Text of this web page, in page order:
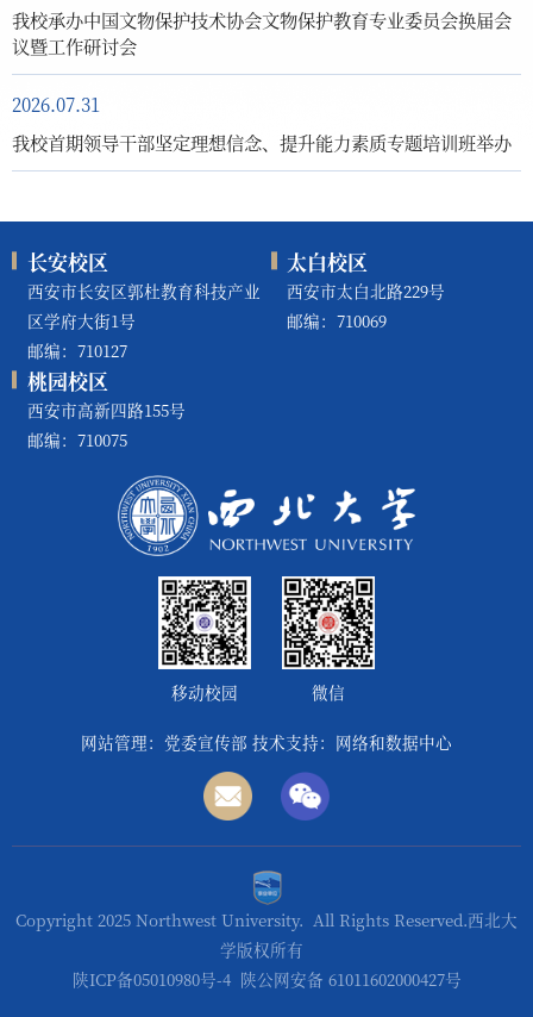
我校承办中国文物保护技术协会文物保护教育专业委员会换届会
议暨工作研讨会
2026.07.31
我校首期领导干部坚定理想信念、提升能力素质专题培训班举办
长安校区
西安市长安区郭杜教育科技产业
区学府大街1号
邮编：710127
太白校区
西安市太白北路229号
邮编：710069
桃园校区
西安市高新四路155号
邮编：710075
移动校园 微信
网站管理：党委宣传部 技术支持：网络和数据中心
Copyright 2025 Northwest University. All Rights Reserved.西北大
学版权所有
陕ICP备05010980号-4 陕公网安备 61011602000427号